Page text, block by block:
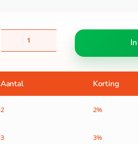
Spy
X
Spy
aantal
Aantal Korting
2 2%
3 3%